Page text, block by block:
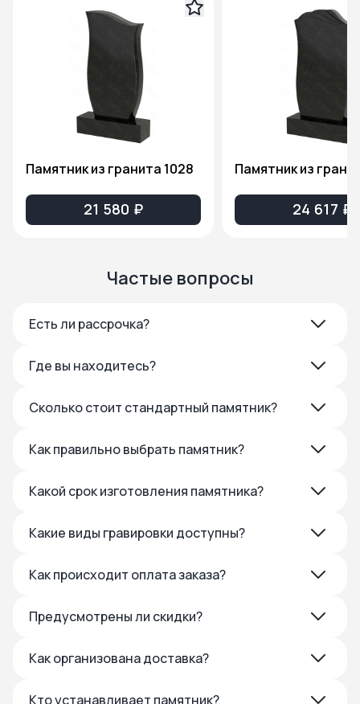
Памятник из гранита 1028
21 580 ₽
Памятник из
24 617 ₽
Частые вопросы
Есть ли рассрочка?
Где вы находитесь?
Сколько стоит стандартный памятник?
Как правильно выбрать памятник?
Какой срок изготовления памятника?
Какие виды гравировки доступны?
Как происходит оплата заказа?
Предусмотрены ли скидки?
Как организована доставка?
Кто устанавливает памятник?